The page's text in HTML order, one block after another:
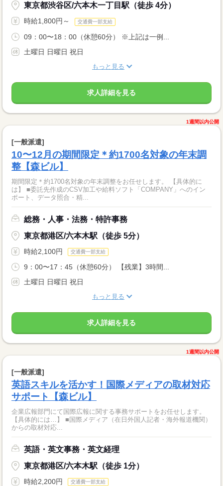
東京都渋谷区/六本木一丁目駅（徒歩 4分）
時給1,800円～ 交通費一部支給
09：00〜18：00（休憩60分） ※上記は一例...
土曜日 日曜日 祝日
もっと見る
求人詳細を見る
1週間以内公開
[一般派遣]
10〜12月の期間限定＊約1700名対象の年末調
整【森ビル】
期間限定＊約1700名対象の年末調整をお任せします。 【具体的に
は】 ■委託先作成のCSV加工や給料ソフト「COMPANY」へのイン
ポート、データ照合・精...
総務・人事・法務・特許事務
東京都港区/六本木駅（徒歩 5分）
時給2,100円 交通費一部支給
9：00〜17：45（休憩60分） 【残業】3時間...
土曜日 日曜日 祝日
もっと見る
求人詳細を見る
1週間以内公開
[一般派遣]
英語スキルを活かす！国際メディアの取材対応
サポート【森ビル】
企業広報部門にて国際広報に関する事務サポートをお任せします。
【具体的には…】 ■国際メディア（在日外国人記者・海外報道機関）
からの取材対応...
英語・英文事務・英文経理
東京都港区/六本木駅（徒歩 1分）
時給2,200円 交通費一部支給